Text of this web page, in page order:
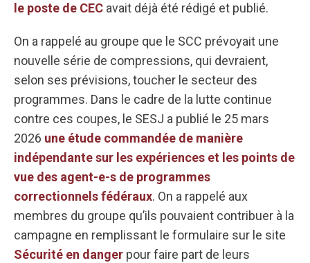
le poste de CEC avait déjà été rédigé et publié.
On a rappelé au groupe que le SCC prévoyait une
nouvelle série de compressions, qui devraient,
selon ses prévisions, toucher le secteur des
programmes. Dans le cadre de la lutte continue
contre ces coupes, le SESJ a publié le 25 mars
2026 une étude commandée de manière
indépendante sur les expériences et les points de
vue des agent-e-s de programmes
correctionnels fédéraux. On a rappelé aux
membres du groupe qu’ils pouvaient contribuer à la
campagne en remplissant le formulaire sur le site
Sécurité en danger pour faire part de leurs